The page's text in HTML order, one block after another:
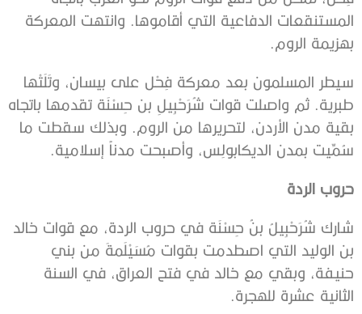
المستنقعات الدفاعية التي أقاموها. وانتهت المعركة
بهزيمة الروم.
سيطر المسلمون بعد معركة فِحْل على بيسان، وتَلَتْها
طبرية. ثم واصلت قوات شُرَحْبِيلِ بن حِسْنَة تقدمها باتجاه
بقية مدن الأردن، لتحريرها من الروم. وبذلك سقطت ما
سُمِّيت بمدن الديكابولِس، وأصبحت مدناً إسلامية.
حروب الردة
شارك شُرَحْبِيلُ بنُ حِسْنَة في حروب الردة، مع قوات خالد
بن الوليد التي اصطدمت بقوات مُسَيْلَمةَ من بني
حنيفة، وبقي مع خالد في فتح العراق، في السنة
الثانية عشرة للهجرة.